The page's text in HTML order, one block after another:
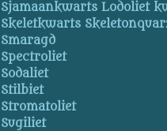
Sjamaankwarts Lodoliet
Skeletkwarts
Smaragd
Spectroliet
Sodaliet
Stilbiet
Stromatoliet
Sugiliet